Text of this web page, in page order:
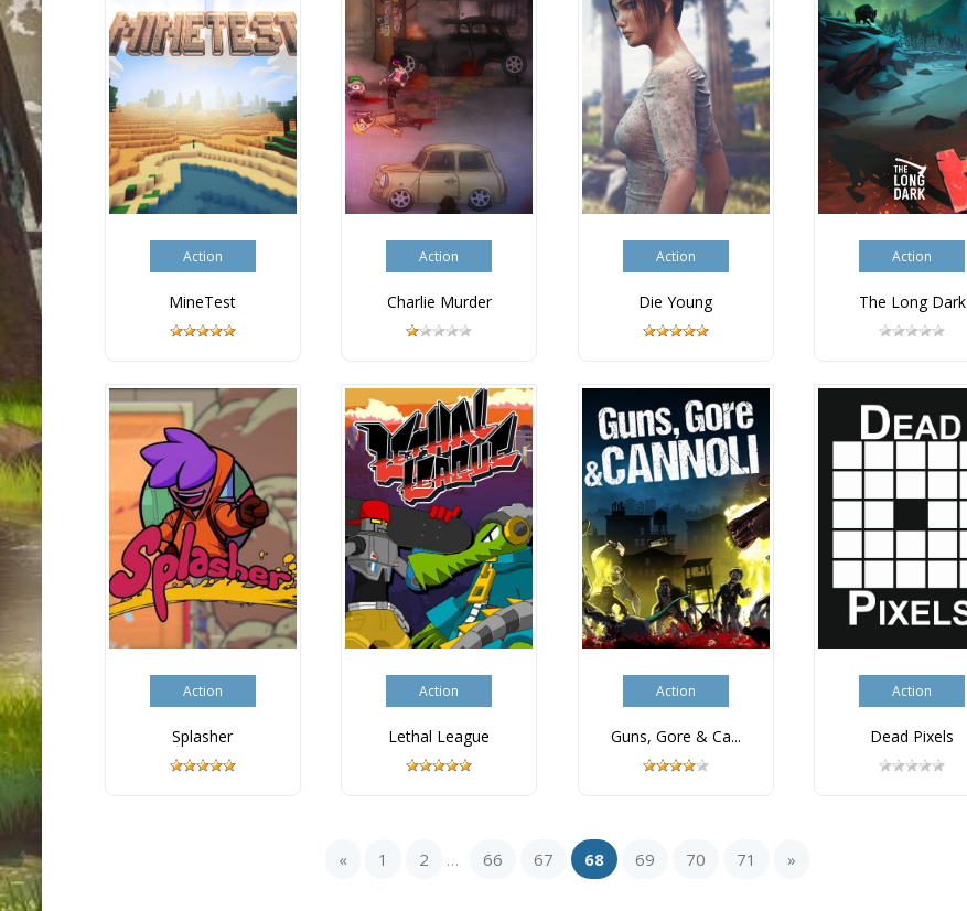
Action
MineTest
Action
Charlie Murder
Action
Die Young
Action
The Long Dark
Action
Splasher
Action
Lethal League
Action
Guns, Gore & Ca...
Action
Dead Pixels
« 1 2 ... 66 67 68 69 70 71 »